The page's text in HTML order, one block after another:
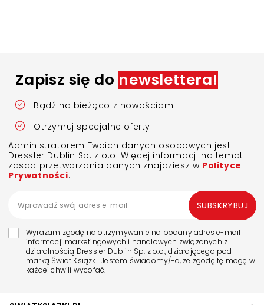
Zapisz się do newslettera!
Bądź na bieżąco z nowościami
Otrzymuj specjalne oferty
Administratorem Twoich danych osobowych jest
Dressler Dublin Sp. z o.o. Więcej informacji na temat
zasad przetwarzania danych znajdziesz w Polityce
Prywatności.
Wyrażam zgodę na otrzymywanie na podany adres e-mail
informacji marketingowych i handlowych związanych z
działalnością Dressler Dublin Sp. z o.o., działającego pod
marką Świat Książki. Jestem świadomy/-a, że zgodę tę mogę w
każdej chwili wycofać.
SUBSKRYBUJ